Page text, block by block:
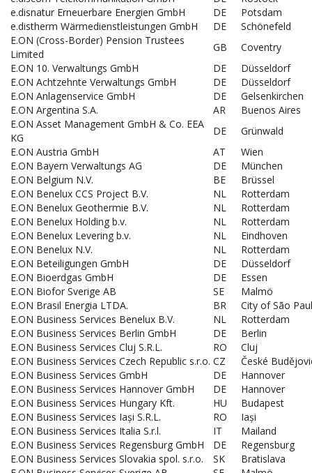
e.disnatur Erneuerbare Energien GmbH
DE
Potsdam
e.distherm Wärmedienstleistungen GmbH
DE
Schönefeld
E.ON (Cross-Border) Pension Trustees
Limited
GB
Coventry
E.ON 10. Verwaltungs GmbH
DE
Düsseldorf
E.ON Achtzehnte Verwaltungs GmbH
DE
Düsseldorf
E.ON Anlagenservice GmbH
DE
Gelsenkirchen
E.ON Argentina S.A.
AR
Buenos Aires
E.ON Asset Management GmbH & Co. EEA
KG
DE
Grünwald
E.ON Austria GmbH
AT
Wien
E.ON Bayern Verwaltungs AG
DE
München
E.ON Belgium N.V.
BE
Brüssel
E.ON Benelux CCS Project B.V.
NL
Rotterdam
E.ON Benelux Geothermie B.V.
NL
Rotterdam
E.ON Benelux Holding b.v.
NL
Rotterdam
E.ON Benelux Levering b.v.
NL
Eindhoven
E.ON Benelux N.V.
NL
Rotterdam
E.ON Beteiligungen GmbH
DE
Düsseldorf
E.ON Bioerdgas GmbH
DE
Essen
E.ON Biofor Sverige AB
SE
Malmö
E.ON Brasil Energia LTDA.
BR
City of São
E.ON Business Services Benelux B.V.
NL
Rotterdam
E.ON Business Services Berlin GmbH
DE
Berlin
E.ON Business Services Cluj S.R.L.
RO
Cluj
E.ON Business Services Czech Republic s.r.o. CZ
České
E.ON Business Services GmbH
DE
Hannover
E.ON Business Services Hannover GmbH
DE
Hannover
E.ON Business Services Hungary Kft.
HU
Budapest
E.ON Business Services Iași S.R.L.
RO
Iași
E.ON Business Services Italia S.r.l.
IT
Mailand
E.ON Business Services Regensburg GmbH
DE
Regensburg
E.ON Business Services Slovakia spol. s.r.o.
SK
Bratislava